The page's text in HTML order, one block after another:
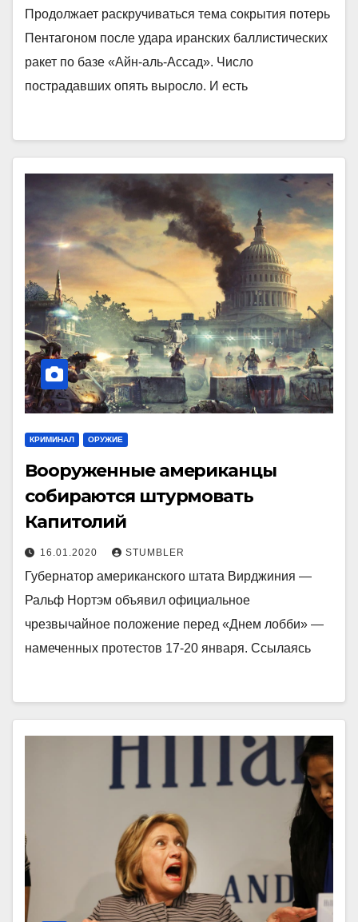
Продолжает раскручиваться тема сокрытия потерь
Пентагоном после удара иранских баллистических
ракет по базе «Айн-аль-Ассад». Число
пострадавших опять выросло. И есть
КРИМИНАЛ ОРУЖИЕ
Вооруженные американцы
собираются штурмовать
Капитолий
16.01.2020 STUMBLER
Губернатор американского штата Вирджиния —
Ральф Нортэм объявил официальное
чрезвычайное положение перед «Днем лобби» —
намеченных протестов 17-20 января. Ссылаясь